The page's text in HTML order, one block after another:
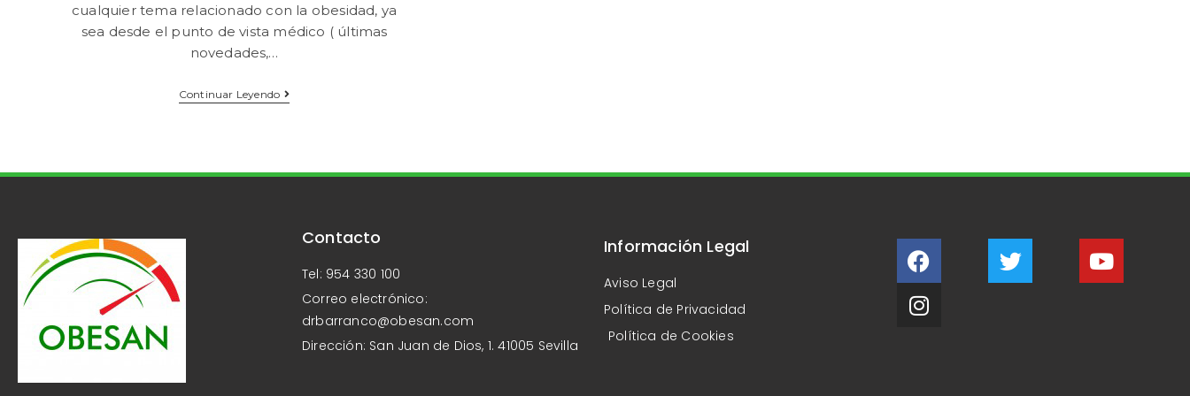
cualquier tema relacionado con la obesidad, ya
sea desde el punto de vista médico ( últimas
novedades,…
Continuar Leyendo
Contacto
Tel: 954 330 100
Correo electrónico:
drbarranco@obesan.com
Dirección: San Juan de Dios, 1. 41005 Sevilla
Información Legal
Aviso Legal
Política de Privacidad
Política de Cookies